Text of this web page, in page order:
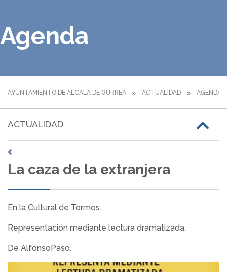
Agenda
AYUNTAMIENTO DE ALCALÁ DE GURREA ACTUALIDAD AGENDA
ACTUALIDAD
La caza de la extranjera
En la Cultural de Tormos.
Representación mediante lectura dramatizada.
De AlfonsoPaso.